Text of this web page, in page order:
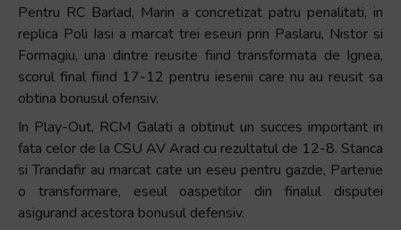
Pentru RC Barlad, Marin a concretizat patru penalitati, in
replica Poli Iasi a marcat trei eseuri prin Paslaru, Nistor si
Formagiu, una dintre reusite fiind transformata de Ignea,
scorul final fiind 17-12 pentru iesenii care nu au reusit sa
obtina bonusul ofensiv.
In Play-Out, RCM Galati a obtinut un succes important in
fata celor de la CSU AV Arad cu rezultatul de 12-8. Stanca
si Trandafir au marcat cate un eseu pentru gazde, Partenie
o transformare, eseul oaspetilor din finalul disputei
asigurand acestora bonusul defensiv.